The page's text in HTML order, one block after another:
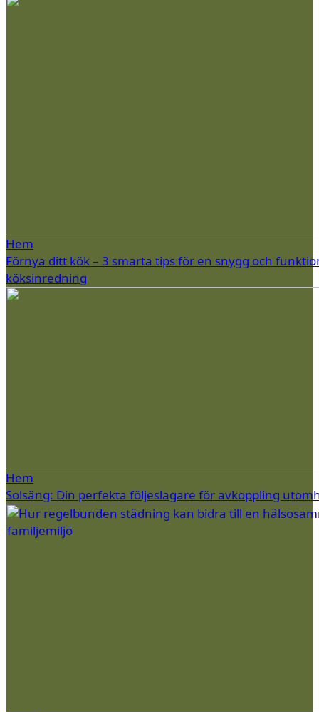
Hem
Förnya ditt kök – 3 smarta tips för en snygg och
köksinredning
Hem
Solsäng: Din perfekta följeslagare för avkoppling